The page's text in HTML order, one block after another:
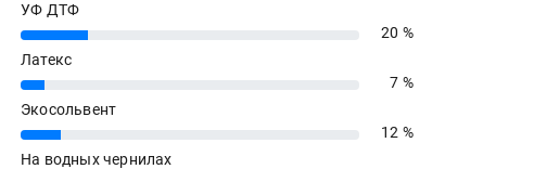
УФ ДТФ
20%
20 %
Латекс
7%
7 %
Экосольвент
12%
12 %
На водных чернилах